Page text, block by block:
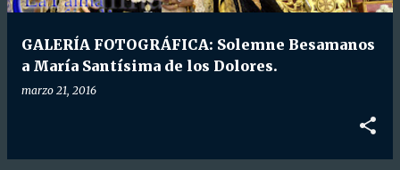
GALERÍA FOTOGRÁFICA: Solemne Besamanos
a María Santísima de los Dolores.
marzo 21, 2016